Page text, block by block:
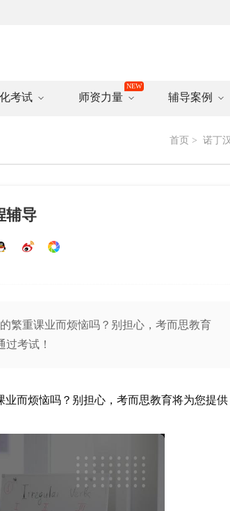
考试 师资力量 辅导案例
首页 > 诺丁
辅导
繁重课业而烦恼吗？别担心，考而思教育
考试！
业而烦恼吗？别担心，考而思教育将为您提供